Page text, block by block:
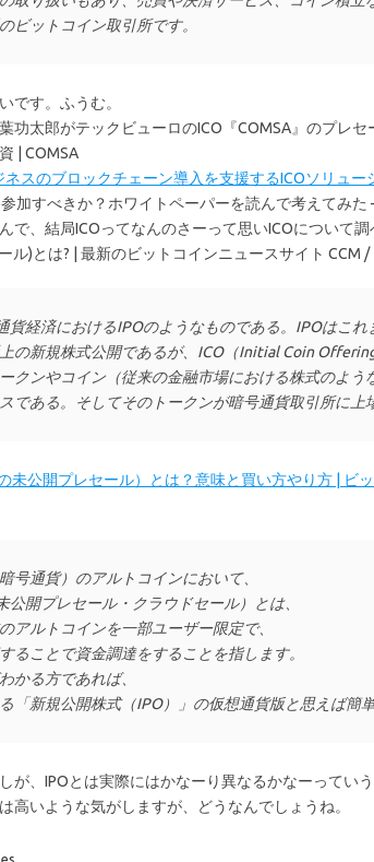
ビットコイン取引所です。
です。ふうむ。
功太郎がテックビューロのICO『COMSA』のプレセ
| COMSA
ネスのブロックチェーン導入を支援するICOソリュー
加すべきか？ホワイトペーパーを読んで考えてみた
で、結局ICOってなんのさーって思いICOについて調
ル)とは? | 最新のビットコインニュースサイト CCM
貨経済におけるIPOのようなものである。IPOはこ
の新規株式公開であるが、ICO（Initial Coin
クンやコイン（従来の金融市場における株式のよう
である。そしてそのトークンが暗号通貨取引所に上
未公開プレセール）とは？意味と買い方やり方 | ビ
号通貨）のアルトコインにおいて、
公開プレセール・クラウドセール）とは、
アルトコインを一部ユーザー限定で、
ることで資金調達をすることを指します。
かる方であれば、
「新規公開株式（IPO）」の仮想通貨版と思えば簡単
が、IPOとは実際にはかなーり異なるかなーっていう
高いような気がしますが、どうなんでしょうね。